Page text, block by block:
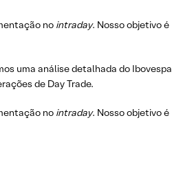
no intraday. Nosso objetivo é
uma análise detalhada do Ibovespa
de Day Trade.
no intraday. Nosso objetivo é